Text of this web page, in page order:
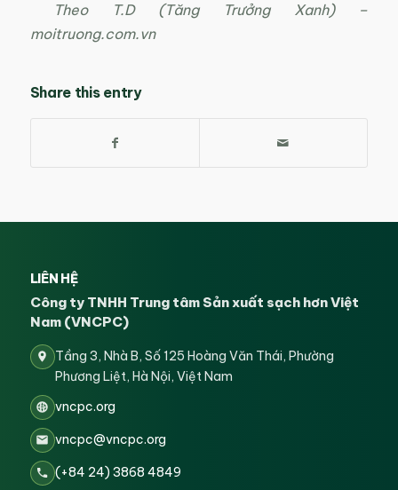
Theo T.D (Tăng Trưởng Xanh) –
moitruong.com.vn
Share this entry
LIÊN HỆ
Công ty TNHH Trung tâm Sản xuất sạch hơn Việt
Nam (VNCPC)
Tầng 3, Nhà B, Số 125 Hoàng Văn Thái, Phường
Phương Liệt, Hà Nội, Việt Nam
vncpc.org
vncpc@vncpc.org
(+84 24) 3868 4849